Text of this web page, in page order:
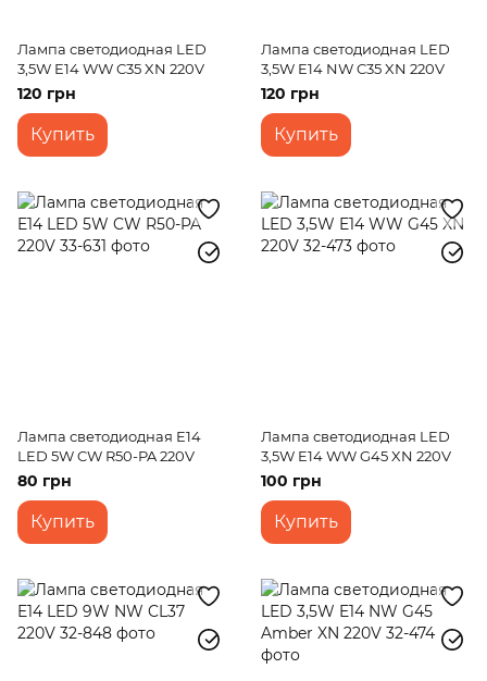
Лампа светодиодная LED
3,5W E14 WW C35 XN 220V
120 грн
Купить
Лампа светодиодная LED
3,5W E14 NW C35 XN 220V
120 грн
Купить
Лампа светодиодная E14
LED 5W CW R50-PA 220V
80 грн
Купить
Лампа светодиодная LED
3,5W E14 WW G45 XN 220V
100 грн
Купить